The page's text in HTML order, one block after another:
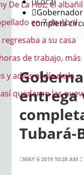
Hoz, el albañil que
en 7 de Abril
a su casa
trabajo, más
al día de la
las nuevas
completa
entrega
Tubará-
MAY 6 2019 10:28 AM